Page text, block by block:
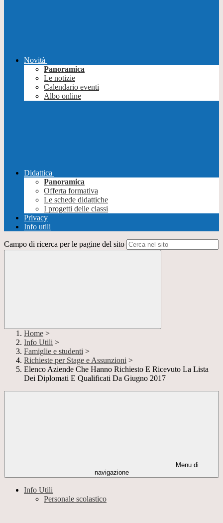
Novità
Panoramica
Le notizie
Calendario eventi
Albo online
Didattica
Panoramica
Offerta formativa
Le schede didattiche
I progetti delle classi
Privacy
Info utili
Campo di ricerca per le pagine del sito
Home >
Info Utili >
Famiglie e studenti >
Richieste per Stage e Assunzioni >
Elenco Aziende Che Hanno Richiesto E Ricevuto La Lista
Dei Diplomati E Qualificati Da Giugno 2017
Menu di
navigazione
Info Utili
Personale scolastico